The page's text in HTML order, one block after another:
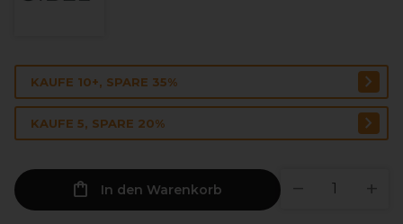
KAUFE 10+, SPARE 35%
KAUFE 5, SPARE 20%
In den Warenkorb